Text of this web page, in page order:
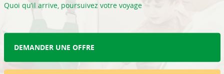
Quoi qu’il arrive, poursuivez votre voyage
DEMANDER UNE OFFRE